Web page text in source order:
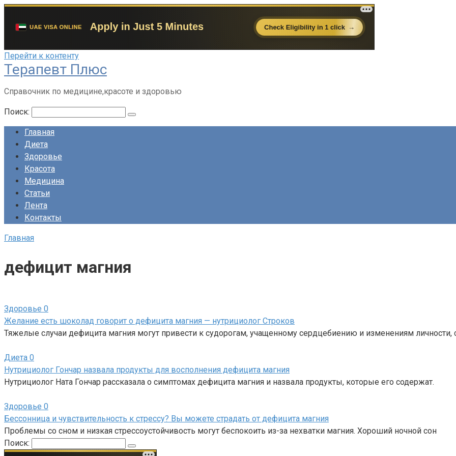
Перейти к контенту
Терапевт Плюс
Справочник по медицине,красоте и здоровью
Поиск:
Главная
Диета
Здоровье
Красота
Медицина
Статьи
Лента
Контакты
Главная
дефицит магния
Здоровье 0
Желание есть шоколад говорит о дефицита магния — нутрициолог Строков
Тяжелые случаи дефицита магния могут привести к судорогам, учащенному сердцебиению и изменениям личности,
Диета 0
Нутрициолог Гончар назвала продукты для восполнения дефицита магния
Нутрициолог Ната Гончар рассказала о симптомах дефицита магния и назвала продукты, которые его содержат.
Здоровье 0
Бессонница и чувствительность к стрессу? Вы можете страдать от дефицита магния
Проблемы со сном и низкая стрессоустойчивость могут беспокоить из-за нехватки магния. Хороший ночной сон
Поиск: